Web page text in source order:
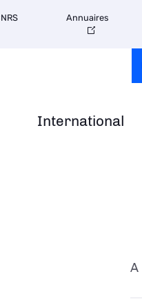
International
Annuaires
A